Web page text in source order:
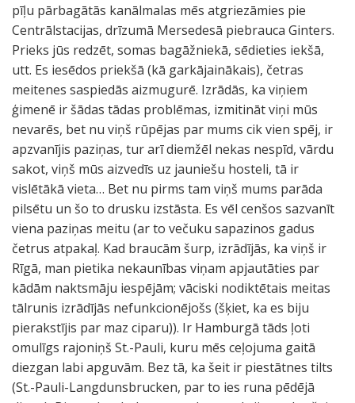
pīļu pārbagātās kanālmalas mēs atgriezāmies pie
Centrālstacijas, drīzumā Mersedesā piebrauca Ginters.
Prieks jūs redzēt, somas bagāžniekā, sēdieties iekšā,
utt. Es iesēdos priekšā (kā garkājainākais), četras
meitenes saspiedās aizmugurē. Izrādās, ka viņiem
ģimenē ir šādas tādas problēmas, izmitināt viņi mūs
nevarēs, bet nu viņš rūpējas par mums cik vien spēj, ir
apzvanījis paziņas, tur arī diemžēl nekas nespīd, vārdu
sakot, viņš mūs aizvedīs uz jauniešu hosteli, tā ir
vislētākā vieta… Bet nu pirms tam viņš mums parāda
pilsētu un šo to drusku izstāsta. Es vēl cenšos sazvanīt
viena paziņas meitu (ar to večuku sapazinos gadus
četrus atpakaļ. Kad braucām šurp, izrādījās, ka viņš ir
Rīgā, man pietika nekaunības viņam apjautāties par
kādām naktsmāju iespējām; vāciski nodiktētais meitas
tālrunis izrādījās nefunkcionējošs (šķiet, ka es biju
pierakstījis par maz ciparu)). Ir Hamburgā tāds ļoti
omulīgs rajoniņš St.-Pauli, kuru mēs ceļojuma gaitā
diezgan labi apguvām. Bez tā, ka šeit ir piestātnes tilts
(St.-Pauli-Langdunsbrucken, par to ies runa pēdējā